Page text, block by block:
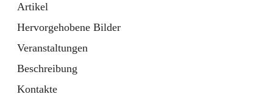
Artikel
Hervorgehobene Bilder
Veranstaltungen
Beschreibung
Kontakte
Tab
Abfallwirtschaft
Externe Webseite
öffnet
in
neuem
Tab